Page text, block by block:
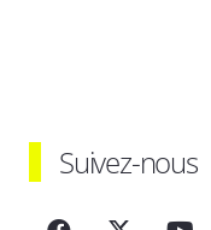
Suivez-nous